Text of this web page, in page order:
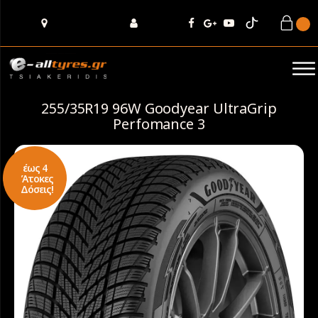
255/35R19 96W Goodyear UltraGrip
Perfomance 3
έως 4
Άτοκες
Δόσεις!